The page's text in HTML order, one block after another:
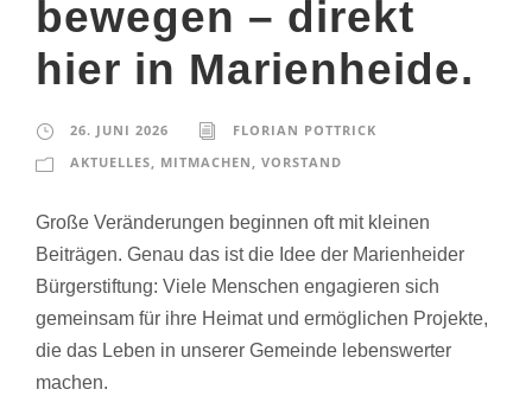
bewegen – direkt
hier in Marienheide.
26. JUNI 2026
FLORIAN POTTRICK
AKTUELLES
MITMACHEN VORSTAND
Große Veränderungen beginnen oft mit kleinen
Beiträgen. Genau das ist die Idee der Marienheider
Bürgerstiftung: Viele Menschen engagieren sich
gemeinsam für ihre Heimat und ermöglichen Projekte,
die das Leben in unserer Gemeinde lebenswerter
machen.